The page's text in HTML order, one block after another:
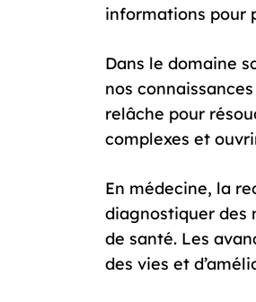
informations pour
Dans le domaine
nos
relâche pour
complexes et
En médecine, la
diagnostiquer des
de santé. Les
des vies et